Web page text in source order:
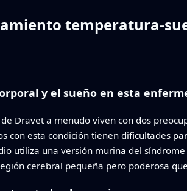
y el sueño en esta
Dravet a menudo viven con dos
con esta condición tienen dificultades
utiliza una versión murina del
cerebral pequeña pero poderosa